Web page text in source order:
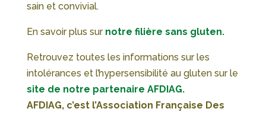
sain et convivial.
En savoir plus sur notre filière sans gluten.
Retrouvez toutes les informations sur les
intolérances et l’hypersensibilité au gluten sur le
site de notre partenaire AFDIAG.
AFDIAG, c’est l’Association Française Des